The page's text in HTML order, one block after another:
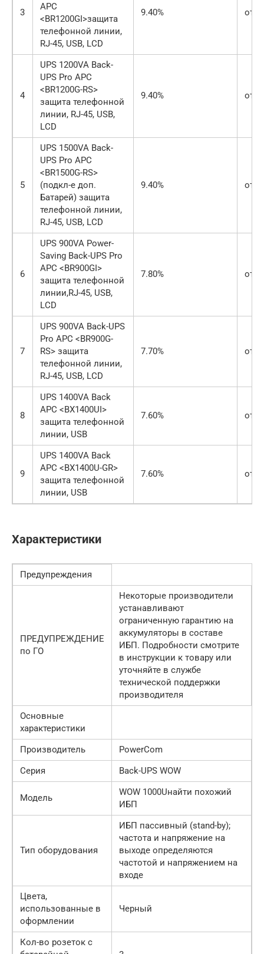
3
APC
<BR1200GI>защита
телефонной линии,
RJ-45, USB, LCD
9.40% от
4
UPS 1200VA Back-
UPS Pro APC
<BR1200G-RS>
защита телефонной
линии, RJ-45, USB,
LCD
9.40% от
5
UPS 1500VA Back-
UPS Pro APC
<BR1500G-RS>
(подкл-е доп.
Батарей) защита
телефонной линии,
RJ-45, USB, LCD
9.40% от
6
UPS 900VA Power-
Saving Back-UPS Pro
APC <BR900GI>
защита телефонной
линии,RJ-45, USB,
LCD
7.80% от
7
UPS 900VA Back-UPS
Pro APC <BR900G-
RS> защита
телефонной линии,
RJ-45, USB, LCD
7.70% от
8
UPS 1400VA Back
APC <BX1400UI>
защита телефонной
линии, USB
7.60% от
9
UPS 1400VA Back
APC <BX1400U-GR>
защита телефонной
линии, USB
7.60% от
Характеристики
Предупреждения
ПРЕДУПРЕЖДЕНИЕ
по ГО
Некоторые производители
устанавливают
ограниченную гарантию на
аккумуляторы в составе
ИБП. Подробности смотрите
в инструкции к товару или
уточняйте в службе
технической поддержки
производителя
Основные
характеристики
Производитель
PowerCom
Серия
Back-UPS WOW
Модель
WOW 1000Uнайти похожий
ИБП
Тип оборудования
ИБП пассивный (stand-by);
частота и напряжение на
выходе определяются
частотой и напряжением на
входе
Цвета,
использованные в
оформлении
Черный
Кол-во розеток с